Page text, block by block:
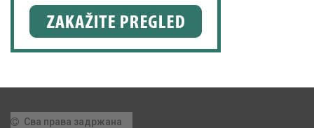
Сва права задржана